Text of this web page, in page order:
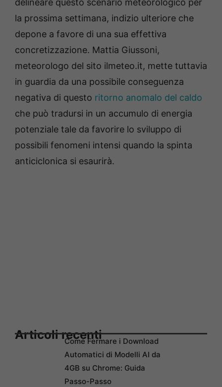
delineare questo scenario meteorologico per
la prossima settimana, indizio ulteriore che
depone a favore di una sua effettiva
concretizzazione. Mattia Giussoni,
meteorologo del sito ilmeteo.it, mette tuttavia
in guardia da una possibile conseguenza
negativa di questo ritorno anomalo del caldo
che può tradursi in un accumulo di energia
potenziale tale da favorire lo sviluppo di
possibili fenomeni intensi quando la spinta
anticiclonica si esaurirà.
Articoli recentiCome Fermare i Download
Automatici di Modelli AI da
4GB su Chrome: Guida
Passo-Passo